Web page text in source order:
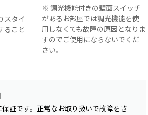
スタイ
ること
※ 調光機能付きの壁面スイッチ
があるお部屋では調光機能を使
用しなくても故障の原因となりま
すのでご使用にならないでくだ
さい。
証です。正常なお取り扱いで故障をさ